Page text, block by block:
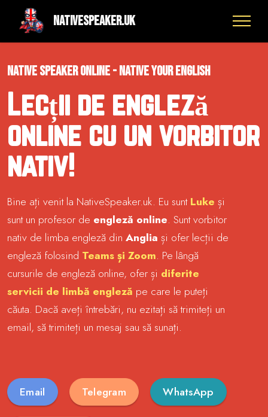
NativeSpeaker.UK
native speaker online - native your english
Lecții de engleză
online cu un vorbitor
nativ!
Bine ați venit la NativeSpeaker.uk. Eu suntLuke și
sunt un profesor de engleză online. Sunt vorbitor
nativ de limba engleză din Anglia și ofer lecții de
engleză folosind Teams și Zoom. Pe lângă
cursurile de engleză online, ofer și diferite
servicii de limbă engleză pe care le puteți
căuta. Dacă aveți întrebări, nu ezitați să trimiteți un
email, să trimiteți un mesaj sau să sunați.
Email Telegram WhatsApp